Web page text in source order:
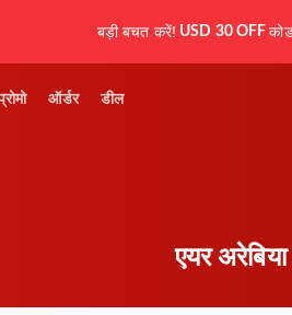
बड़ी बचत करें! USD 30 OFF
ऑर्डर डील
एयर